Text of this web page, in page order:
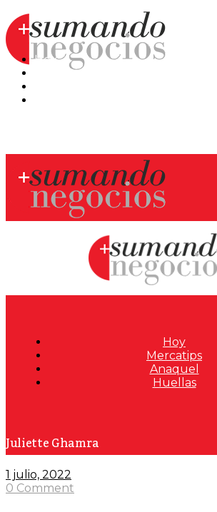
Hoy
Mercatips
Hoy
Mercatips
Anaquel
Huellas
Juliette Ghamra
1 julio, 2022
0 Comment